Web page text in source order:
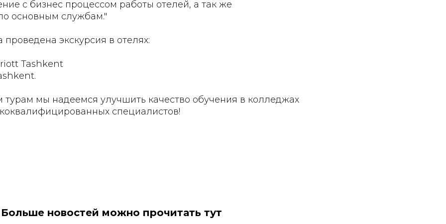
с бизнес процессом работы отелей, а так же
основным службам."
экскурсия в отелях:
Tashkent
турам мы надеемся улучшить качество обучения в колледжах
специалистов!
Больше новостей можно прочитать тут